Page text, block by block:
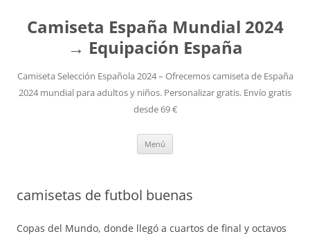
Camiseta España Mundial 2024
→ Equipación España
Camiseta Selección Española 2024 – Ofrecemos camiseta de España
2024 mundial para adultos y niños. Personalizar gratis. Envío gratis
desde 69 €
Menú
camisetas de futbol buenas
Copas del Mundo, donde llegó a cuartos de final y octavos